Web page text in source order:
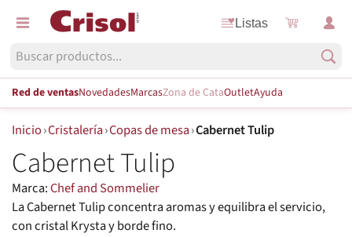
Listas
Red de ventasNovedadesMarcasZona de CataOutletAyuda
Inicio›Cristalería›Copas de mesa›Cabernet Tulip
Cabernet Tulip
Marca:Chef and Sommelier
La Cabernet Tulip concentra aromas y equilibra el servicio,
con cristal Krysta y borde fino.